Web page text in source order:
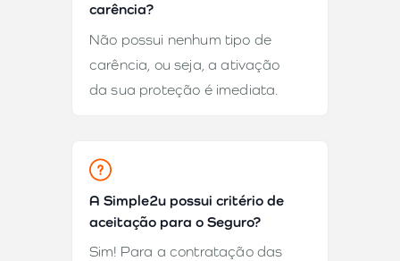
carência?
Não possui nenhum tipo de
carência, ou seja, a ativação
da sua proteção é imediata.
A Simple2u possui critério de
aceitação para o Seguro?
Sim! Para a contratação das